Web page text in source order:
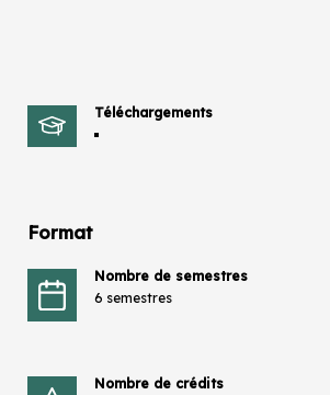
Téléchargements
Format
Nombre de semestres
6 semestres
Nombre de crédits